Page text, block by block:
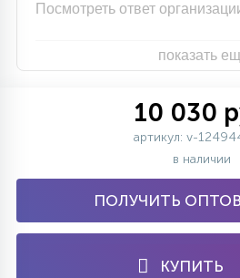
Посмотреть ответ
показать
10 030
артикул: v-
в наличии
ПОЛУЧИТЬ
КУПИТЬ